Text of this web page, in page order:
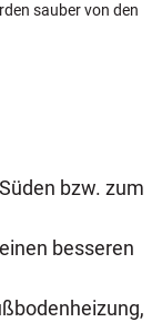
sauber von den
bzw. zum
besseren